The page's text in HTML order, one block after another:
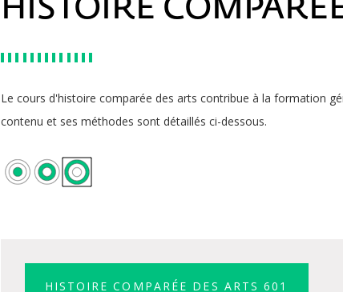
HISTOIRE
Le cours d'histoire comparée des arts contribue à la formation
contenu et ses méthodes sont détaillés ci-dessous.
HISTOIRE COMPARÉE DES ARTS 601